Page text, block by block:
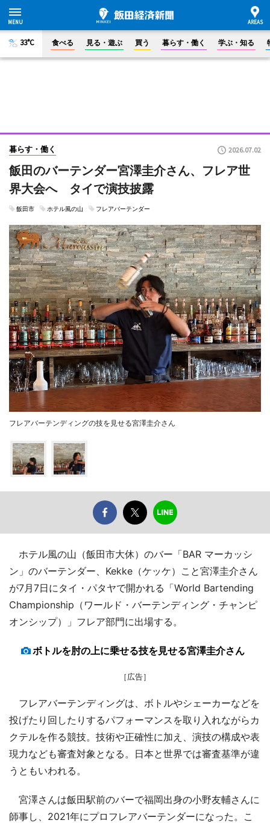
33°C 食べる 見る・遊ぶ 買う 暮らす・働く 学ぶ・知る
暮らす・働く 2026.07.02
飯田のバーテンダー宮澤圭介さん、フレア世
界大会へ タイで演技披露
飯田市 ホテル風の山 フレアバーテンダー
フレアバーテンディングの技を見せる宮澤圭介さん
ホテル風の山（飯田市大休）のバー「BAR マーカッシ
ン」のバーテンダー、Kekke（ケッケ）こと宮澤圭介さん
が7月7日にタイ・パタヤで開かれる「World Bartending
Championship（ワールド・バーテンディング・チャンピ
オンシップ）」フレア部門に出場する。
ボトルを肘の上に乗せる技を見せる宮澤圭介さん
［広告］
フレアバーテンディングは、ボトルやシェーカーなどを
投げたり回したりするパフォーマンスを取り入れながらカ
クテルを作る競技。技術や正確性に加え、演技の構成や表
現力なども審査対象となる。日本と世界では審査基準が違
うともいわれる。
宮澤さんは飯田駅前のバーで福岡出身の小野友輔さんに
師事し、2021年にプロフレアバーテンダーになった。こ